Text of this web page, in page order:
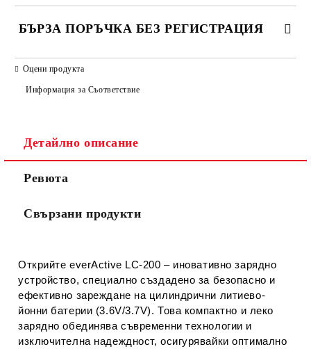
БЪРЗА ПОРЪЧКА БЕЗ РЕГИСТРАЦИЯ
Съгласен съм с
Ние ще се свържем с вас в рамките на работния ден.
Оцени продукта
Информация за Съответствие
Детайлно описание
Ревюта
Свързани продукти
ОткрийтеeverActive LC-200 – иновативно зарядно
устройство, специално създадено за безопасно и
ефективно зареждане на цилиндрични литиево-
йонни батерии (3.6V/3.7V). Това компактно и леко
зарядно обединява съвременни технологии и
изключителна надеждност, осигурявайки оптимално